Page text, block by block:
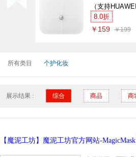
（支持
8.0折
￥159 ￥199
所有类目 个护化妆
展示结果 : 综合 商品 商
【魔泥工坊】魔泥工坊官方网站-MagicMask